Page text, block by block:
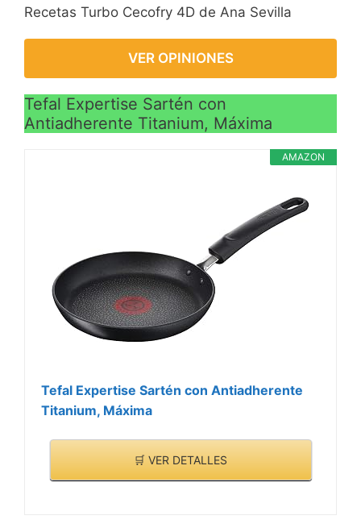
Recetas Turbo Cecofry 4D de Ana Sevilla
VER OPINIONES
Tefal Expertise Sartén con
Antiadherente Titanium, Máxima
AMAZON
Tefal Expertise Sartén con Antiadherente
Titanium, Máxima
🛒 VER DETALLES